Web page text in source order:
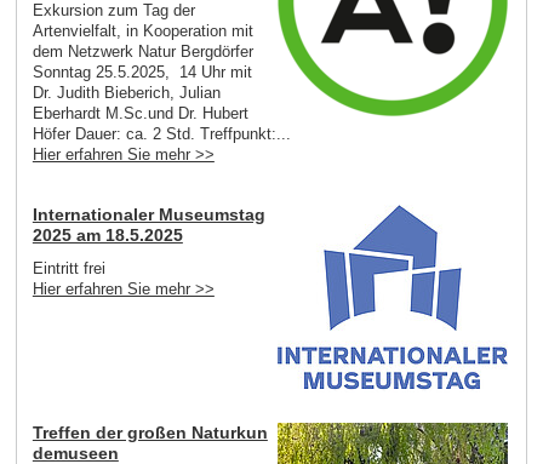
Exkursion zum Tag der
Artenvielfalt, in Kooperation mit
dem Netzwerk Natur Bergdörfer
Sonntag 25.5.2025, 14 Uhr mit
Dr. Judith Bieberich, Julian
Eberhardt M.Sc.und Dr. Hubert
Höfer Dauer: ca. 2 Std. Treffpunkt:...
Hier erfahren Sie mehr >>
Internationaler Museumstag
2025 am 18.5.2025
Eintritt frei
Hier erfahren Sie mehr >>
Treffen der großen Naturkun
demuseen